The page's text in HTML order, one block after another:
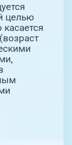
целью